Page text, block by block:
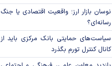
نوسان بازار ارز؛ واقعیت اقتصادی یا جنگ
رسانه‌ای؟
سیاست‌های حمایتی بانک مرکزی باید از
کانال کنترل تورم بگذرد